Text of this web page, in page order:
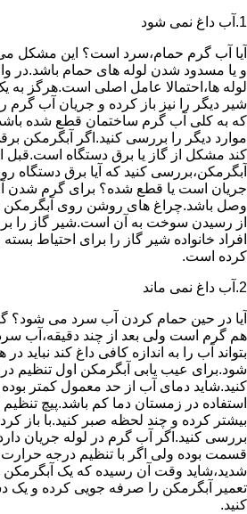
1.آب داغ نمی شود
آیا آب گرم حمام،سرد است؟ این مشکل می
و یا مسدود شدن لوله های حمام باشد.در
لوله ها،احتمالا عامل اصلی است.هرگز به
شیر دیگر را نیز باز کرده و جریان آب
که به کلی آب گرم ساختمان قطع شده باشد
موارد دیگر را بررسی کنید.اگر آبگرمکن
کند مشکل از گاز یا برق دستگاه است.قبل
آبگرمکن،بررسی کنید که آیا برق دستگاه
جریان است یا قطع شده؟ برای گرم شدن
وصل باشد.چراغ های روشن روی آبگرمکن
از رسیدن سوخت به آن است.شیر گاز را
افراد خانواده شیر گاز را برای احتیاط
کرده است.
2.آب داغ نمی ماند
آیا در حین حمام کردن آب سرد می شود؟
هم گرم است ولی بعد از چند دقیقه،آب
بتواند آب را به اندازه کافی داغ کند
شود.برای عیب یابی آبگرمکن اول تنظیم
کنید.شاید دمای آب از حد معمول کمتر
استفاده در زمستان دما کم باشد.پیچ
بیشتر کرده و چند لحظه صبر کنید.با باز
بررسی کنید.اگر آب گرم در لوله جریان
قسمت بوده ولی اگر با تنظیم درجه حرارت
شدید،شاید وقت آن رسیده که یک آبگرمکن
تعمیر آبگرمکن را صرفه جویی کرده و یک
کنید.